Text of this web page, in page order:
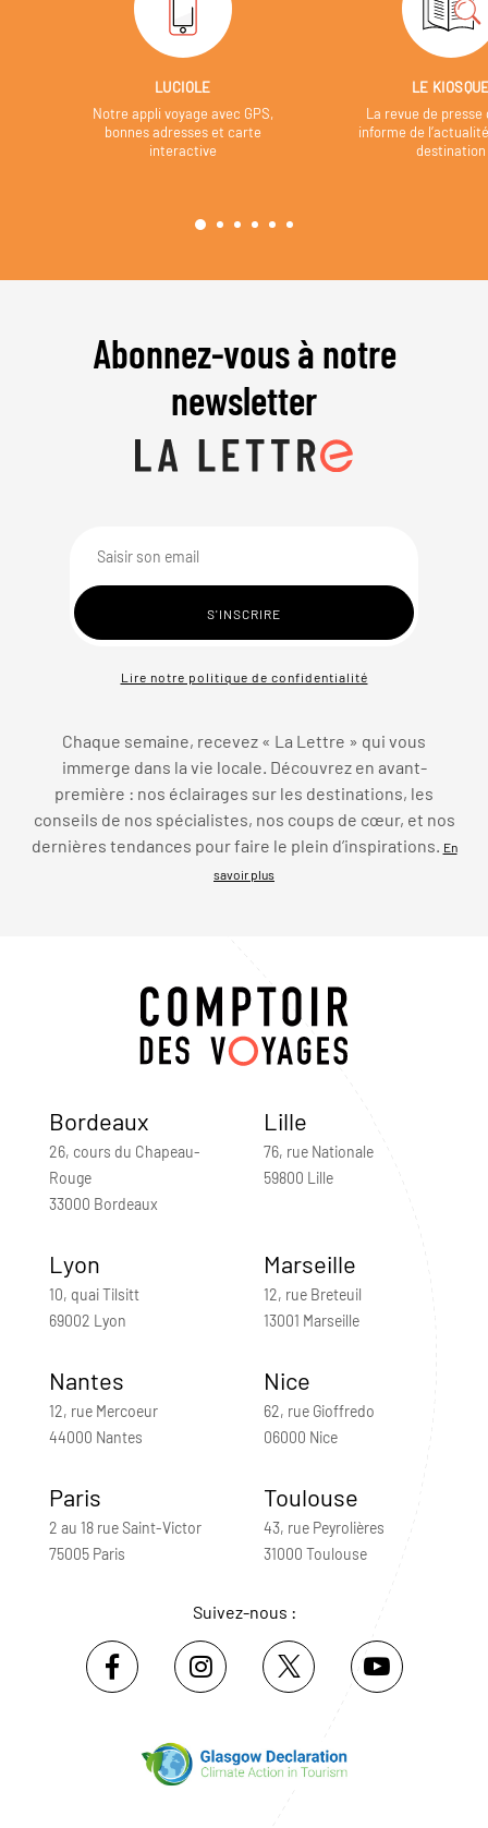
LUCIOLE
Notre appli voyage avec GPS,
bonnes adresses et carte
interactive
LE
La revue de presse
informe de
destination
Abonnez-vous à notre
newsletter
Lire notre politique de confidentialité
Chaque semaine, recevez « La Lettre » qui vous
immerge dans la vie locale. Découvrez en avant-
première : nos éclairages sur les destinations, les
conseils de nos spécialistes, nos coups de cœur, et nos
dernières tendances pour faire le plein d’inspirations. En
savoir plus
Bordeaux
26, cours du Chapeau-
Rouge
33000 Bordeaux
Lille
76, rue Nationale
59800 Lille
Lyon
10, quai Tilsitt
69002 Lyon
Marseille
12, rue Breteuil
13001 Marseille
Nantes
12, rue Mercoeur
44000 Nantes
Nice
62, rue Gioffredo
06000 Nice
Paris
2 au 18 rue Saint-Victor
75005 Paris
Toulouse
43, rue Peyrolières
31000 Toulouse
Suivez-nous :